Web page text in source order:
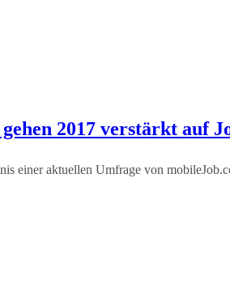
2017 verstärkt auf
einer aktuellen Umfrage von